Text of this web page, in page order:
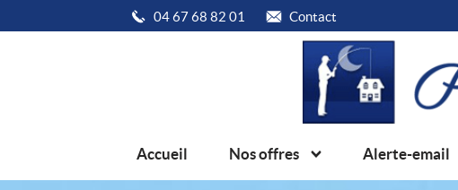
04 67 68 82 01 Contact
Accueil Nos offres Alerte-email